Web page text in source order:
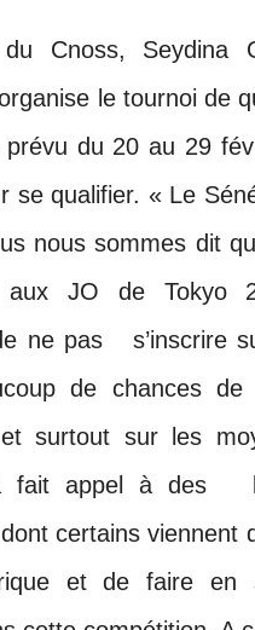
Cnoss, Seydina
le tournoi de
prévu du 20 au 29
se qualifier. « Le
nous sommes dit
aux JO de Tokyo
ne pas s’inscrire
de chances
et surtout sur les
fait appel à des
dont certains
et de faire en